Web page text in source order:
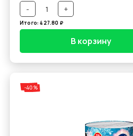
- +
Итого: 427.80 ₽
В корзину
-40%